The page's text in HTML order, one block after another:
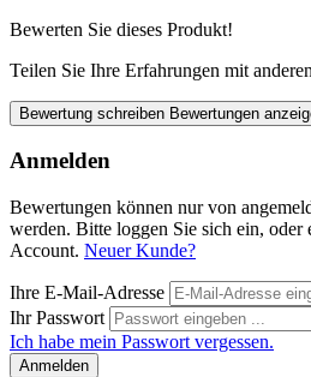
Bewerten Sie dieses Produkt!
Teilen Sie Ihre Erfahrungen mit
Bewertung schreiben Bewertungen
Anmelden
Bewertungen können nur von
werden. Bitte loggen Sie sich ein, oder
Account. Neuer Kunde?
Ihre E-Mail-Adresse
Ihr Passwort
Ich habe mein Passwort vergessen.
Anmelden